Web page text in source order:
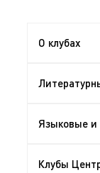
О клубах
Языковые и
Клубы